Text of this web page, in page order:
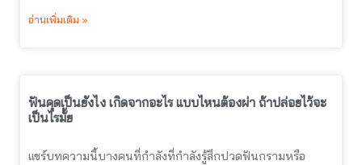
อ่านเพิ่มเติม »
ฟันคุดเป็นยังไง เกิดจากอะไร แบบไหนต้องผ่า ถ้าปล่อยไว้จะ
เป็นไรมั้ย
แชร์บทความนี้บางคนที่กำลังที่กำลังรู้สึกปวดฟันกรามหรือ